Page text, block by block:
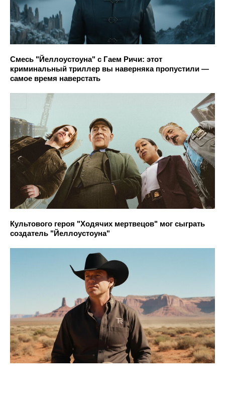
Смесь "Йеллоустоуна" с Гаем Ричи: этот
криминальный триллер вы наверняка пропустили —
самое время наверстать
Культового героя "Ходячих мертвецов" мог сыграть
создатель "Йеллоустоуна"